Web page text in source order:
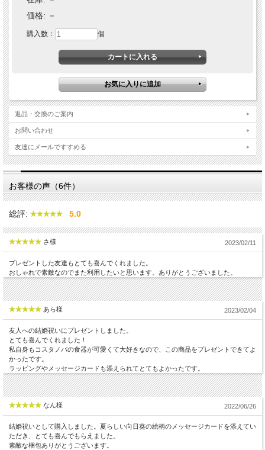
価格: －
購入数： 個
返品・交換のご案内
お問い合わせ
友達にメールですすめる
お客様の声（6件）
総評: 5.0
さ様 2023/02/11
プレゼントした友達もとても喜んでくれました。
おしゃれで素敵なのでまた利用したいと思います。ありがとうございました。
あら様 2023/02/04
友人への結婚祝いにプレゼントしました。
とても喜んでくれました！
私自身もコスタノバの食器が可愛くて大好きなので、この商品をプレゼントできてよ
かったです。
ラッピングやメッセージカードも添えられてとてもよかったです。
なん様 2022/06/26
結婚祝いとして購入しました。夏らしい向日葵の絵柄のメッセージカードを添えてい
ただき、とても喜んでもらえました。
素敵な梱包ありがとうございます。